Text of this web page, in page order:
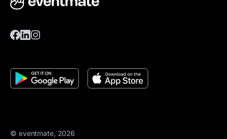
© eventmate, 2026